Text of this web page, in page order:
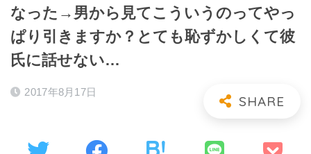
なった→男から見てこういうのってやっ
ぱり引きますか？とても恥ずかしくて彼
氏に話せない…
2017年8月17日